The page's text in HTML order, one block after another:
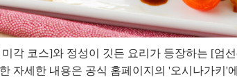
각 코스]와 정성이 깃든 요리가 등장하는 [엄
자세한 내용은 공식 홈페이지의 '오시나가키'